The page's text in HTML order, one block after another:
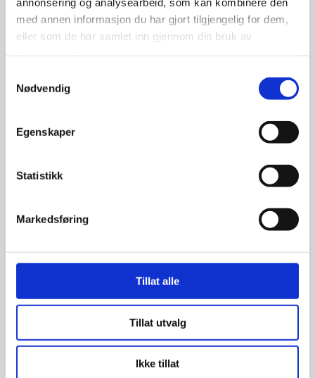
med annen informasjon du har gjort tilgjengelig for dem,
eller som de har samlet inn gjennom din bruk av
Nødvendig
Egenskaper
Statistikk
Markedsføring
Tillat alle
Tillat utvalg
Ikke tillat
Primærlogo
Denne versjonen skal benyttes i alle
til å stå godt plassert på flaten.
NorSIS-logo-offisielt-navn-rgb
NorSIS-logo-offisielt-navn-mørk-
png · 21 KB